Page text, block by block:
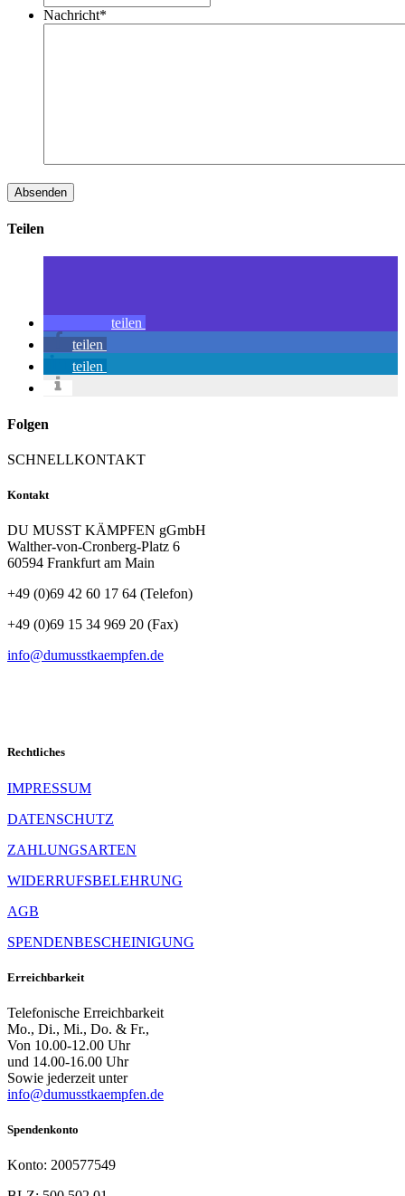
Nachricht*
Teilen
teilen
teilen
teilen
Folgen
SCHNELLKONTAKT
Kontakt
DU MUSST KÄMPFEN gGmbH
Walther-von-Cronberg-Platz 6
60594 Frankfurt am Main
+49 (0)69 42 60 17 64 (Telefon)
+49 (0)69 15 34 969 20 (Fax)
info@dumusstkaempfen.de
Rechtliches
IMPRESSUM
DATENSCHUTZ
ZAHLUNGSARTEN
WIDERRUFSBELEHRUNG
AGB
SPENDENBESCHEINIGUNG
Erreichbarkeit
Telefonische Erreichbarkeit
Mo., Di., Mi., Do. & Fr.,
Von 10.00-12.00 Uhr
und 14.00-16.00 Uhr
Sowie jederzeit unter
info@dumusstkaempfen.de
Spendenkonto
Konto: 200577549